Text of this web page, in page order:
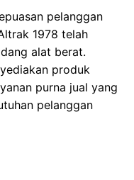
pelanggan
1978 telah
alat berat.
produk
purna jual yang
pelanggan